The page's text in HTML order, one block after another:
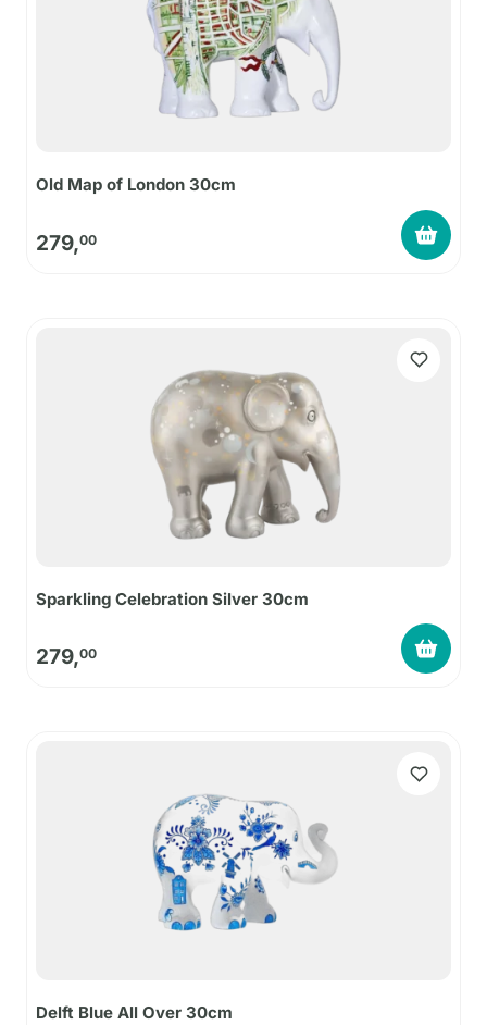
Old Map of London 30cm
279,00
Sparkling Celebration Silver 30cm
279,00
Delft Blue All Over 30cm